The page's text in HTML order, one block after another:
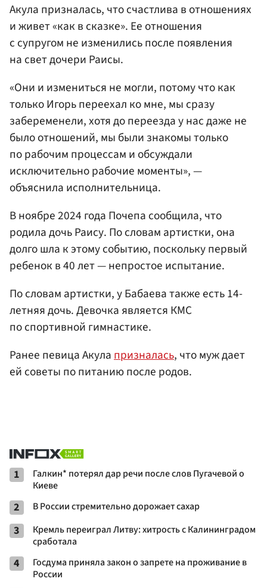
Акула призналась, что счастлива в отношениях
и живет «как в сказке». Ее отношения
с супругом не изменились после появления
на свет дочери Раисы.
«Они и измениться не могли, потому что как
только Игорь переехал ко мне, мы сразу
забеременели, хотя до переезда у нас даже не
было отношений, мы были знакомы только
по рабочим процессам и обсуждали
исключительно рабочие моменты», —
объяснила исполнительница.
В ноябре 2024 года Почепа сообщила, что
родила дочь Раису. По словам артистки, она
долго шла к этому событию, поскольку первый
ребенок в 40 лет — непростое испытание.
По словам артистки, у Бабаева также есть 14-
летняя дочь. Девочка является КМС
по спортивной гимнастике.
Ранее певица Акулапризналась, что муж дает
ей советы по питанию после родов.
1
Галкин* потерял дар речи после слов Пугачевой о
Киеве
2 В России стремительно дорожает сахар
3
Кремль переиграл Литву: хитрость с Калининградом
сработала
4
Госдума приняла закон о запрете на проживание в
России